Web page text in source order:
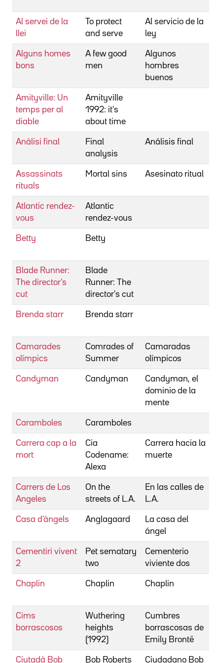
Al servei de la
llei
To protect
and serve
Al servicio de la
ley
Alguns homes
bons
A few good
men
Algunos
hombres
buenos
Amityville: Un
temps per al
diable
Amityville
1992: it's
about time
Anàlisi final
Final
analysis
Análisis final
Assassinats
rituals
Mortal sins Asesinato ritual
Atlantic rendez-
vous
Atlantic
rendez-vous
Betty Betty
Blade Runner:
The director's
cut
Blade
Runner: The
director's cut
Brenda starr Brenda starr
Camarades
olímpics
Comrades of
Summer
Camaradas
olímpicos
Candyman Candyman
Candyman, el
dominio de la
mente
Caramboles Caramboles
Carrera cap a la
mort
Cia
Codename:
Alexa
Carrera hacia la
muerte
Carrers de Los
Angeles
On the
streets of L.A.
En las calles de
L.A.
Casa d'àngels Anglagaard
La casa del
ángel
Cementiri vivent
2
Pet sematary
two
Cementerio
viviente dos
Chaplin Chaplin Chaplin
Cims
borrascosos
Wuthering
heights
(1992)
Cumbres
borrascosas de
Emily Brontë
Ciutadà Bob Bob Roberts Ciudadano Bob